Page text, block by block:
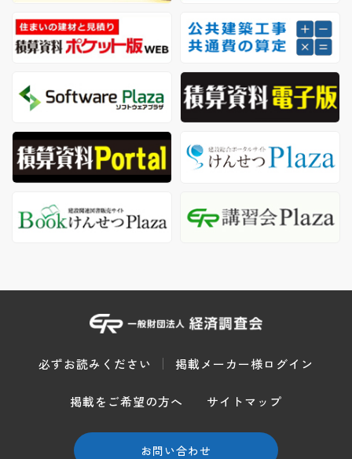
必ずお読みください 掲載メーカー様ログイン
掲載をご希望の方へ サイトマップ
お問い合わせ